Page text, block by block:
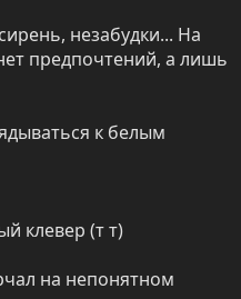
незабудки... На
предпочтений, а лишь
к белым
клевер (т т)
на непонятном